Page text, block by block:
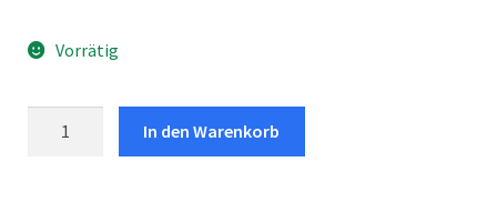
war:
€19,49€12,90.
Vorrätig
In den Warenkorb